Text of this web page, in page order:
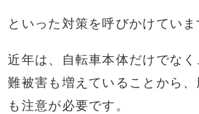
といった対策を呼びかけていま
近年は、自転車本体だけでな
難被害も増えていることから
も注意が必要です。